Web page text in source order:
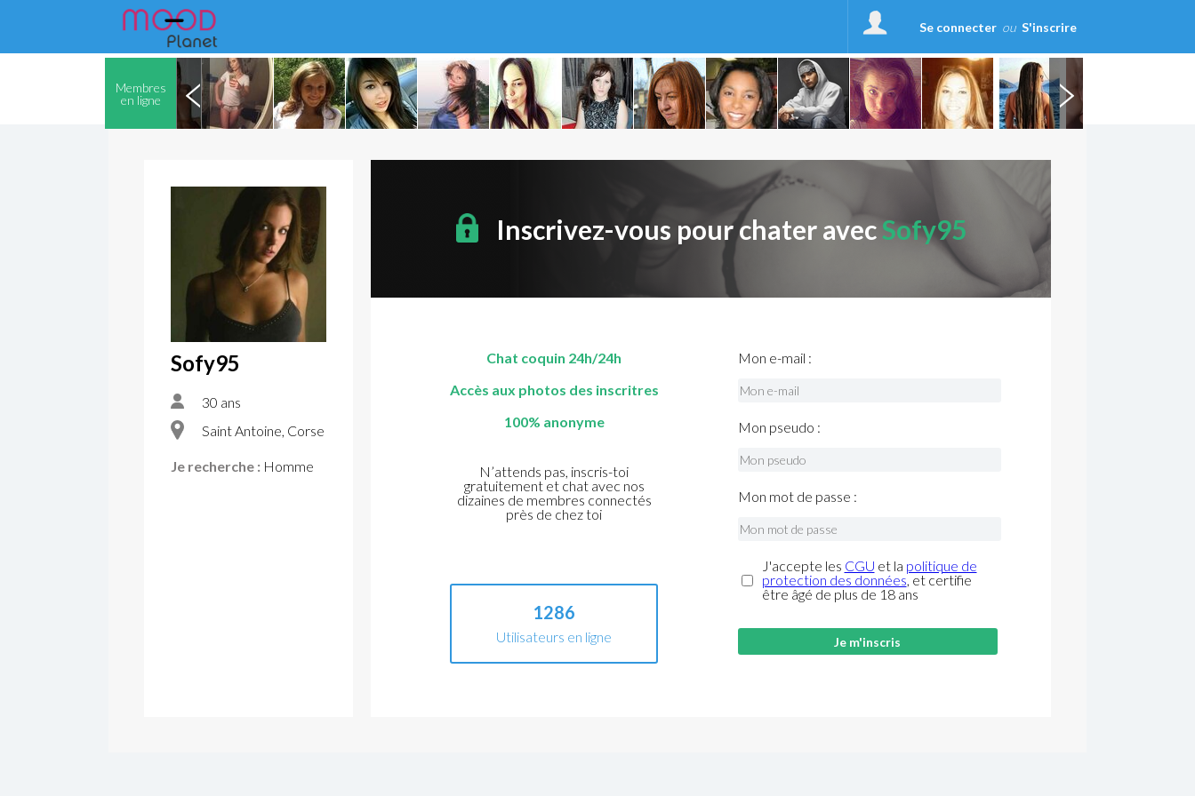
Se connecter ou S'inscrire
Membres
en ligne
Sofy95
30 ans
Saint Antoine, Corse
Je recherche : Homme
Inscrivez-vous pour chater avecSofy95
Chat coquin 24h/24h
Accès aux photos des inscritres
100% anonyme
N’attends pas, inscris-toi
gratuitement et chat avec nos
dizaines de membres connectés
près de chez toi
1286
Utilisateurs en ligne
Mon e-mail :
Mon pseudo :
Mon mot de passe :
J'accepte les CGU et la politique de
protection des données, et certifie
être âgé de plus de 18 ans